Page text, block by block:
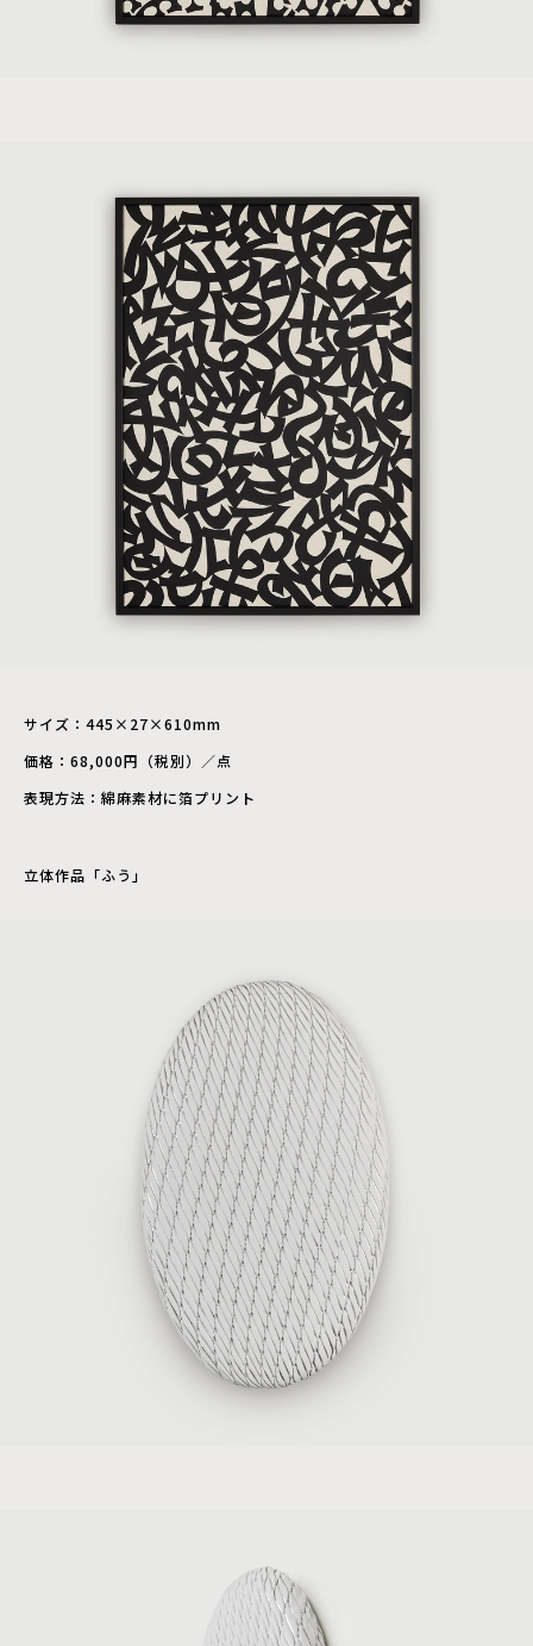
サイズ：445×27×610mm
価格：68,000円（税別）／点
表現方法：綿麻素材に箔プリント
立体作品「ふう」